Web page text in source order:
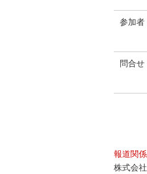
参加者
問合せ
報道関
株式会